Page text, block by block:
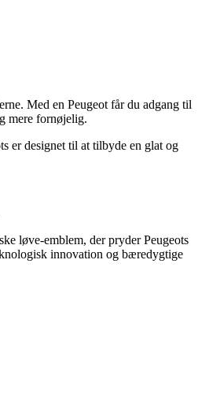
Med en Peugeot får du adgang til
mere fornøjelig.
er designet til at tilbyde en glat og
løve-emblem, der pryder Peugeots
innovation og bæredygtige